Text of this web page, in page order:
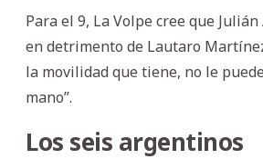
Para el 9, La Volpe cree que
en detrimento de Lautaro
la movilidad que tiene, no le
mano”.
Los seis argentinos